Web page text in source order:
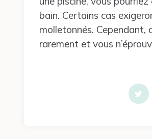
bain. Certains cas
molletonnés. Cependant,
rarement et vous